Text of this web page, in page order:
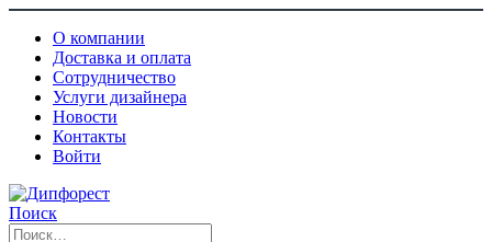
О компании
Доставка и оплата
Сотрудничество
Услуги дизайнера
Новости
Контакты
Войти
Поиск